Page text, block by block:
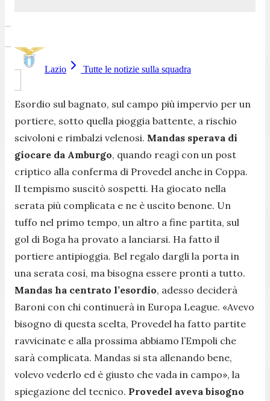
Lazio Tutte le notizie sulla squadra
Esordio sul bagnato, sul campo più impervio per un
portiere, sotto quella pioggia battente, a rischio
scivoloni e rimbalzi velenosi. Mandas sperava di
giocare da Amburgo, quando reagì con un post
criptico alla conferma di Provedel anche in Coppa.
Il tempismo suscitò sospetti. Ha giocato nella
serata più complicata e ne è uscito benone. Un
tuffo nel primo tempo, un altro a fine partita, sul
gol di Boga ha provato a lanciarsi. Ha fatto il
portiere antipioggia. Bel regalo dargli la porta in
una serata così, ma bisogna essere pronti a tutto.
Mandas ha centrato l’esordio, adesso deciderà
Baroni con chi continuerà in Europa League. «Avevo
bisogno di questa scelta, Provedel ha fatto partite
ravvicinate e alla prossima abbiamo l’Empoli che
sarà complicata. Mandas si sta allenando bene,
volevo vederlo ed è giusto che vada in campo», la
spiegazione del tecnico. Provedel aveva bisogno